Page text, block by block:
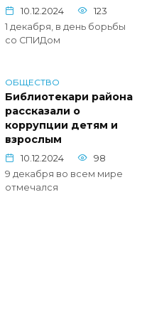
10.12.2024
123
1 декабря, в день борьбы
со СПИДом
ОБЩЕСТВО
Библиотекари района
рассказали о
коррупции детям и
взрослым
10.12.2024
98
9 декабря во всем мире
отмечался